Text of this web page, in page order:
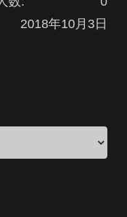
2018年10月3日